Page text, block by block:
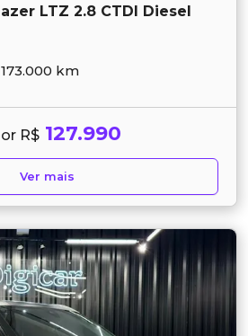
LTZ 2.8 CTDI Diesel
173.000 km
R$ 127.990
Ver mais